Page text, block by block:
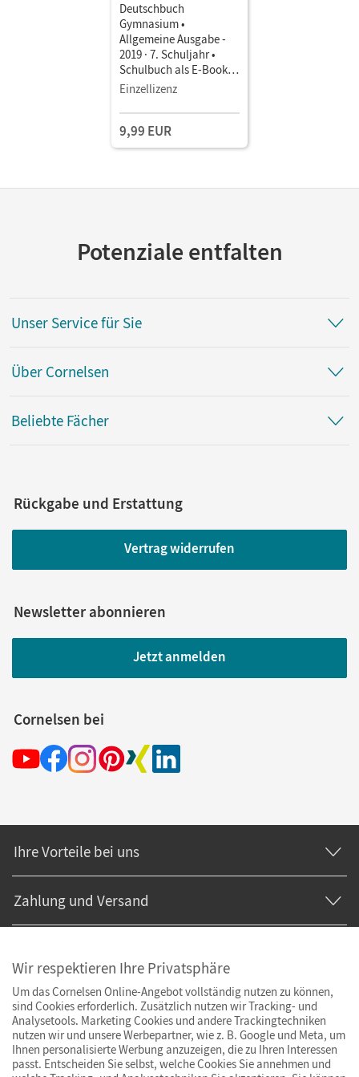
Deutschbuch
Gymnasium •
Allgemeine Ausgabe -
2019 · 7. Schuljahr •
Schulbuch als E-Book
Mit Medien
Einzellizenz
9,99 EUR
Potenziale entfalten
Unser Service für Sie
Über Cornelsen
Beliebte Fächer
Rückgabe und Erstattung
Vertrag widerrufen
Newsletter abonnieren
Jetzt anmelden
Cornelsen bei
Ihre Vorteile bei uns
Zahlung und Versand
Wir respektieren Ihre Privatsphäre
Um das Cornelsen Online-Angebot vollständig nutzen zu können,
sind Cookies erforderlich. Zusätzlich nutzen wir Tracking- und
Analysetools. Marketing Cookies und andere Trackingtechniken
nutzen wir und unsere Werbepartner, wie z. B. Google und Meta, um
Ihnen personalisierte Werbung anzuzeigen, die zu Ihren Interessen
passt. Entscheiden Sie selbst, welche Cookies Sie annehmen und